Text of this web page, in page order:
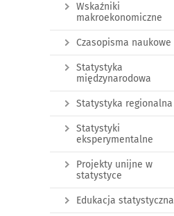
Wskaźniki
makroekonomiczne
Czasopisma naukowe
Statystyka
międzynarodowa
Statystyka regionalna
Statystyki
eksperymentalne
Projekty unijne w
statystyce
Edukacja statystyczna